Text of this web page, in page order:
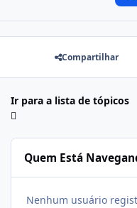
Compartilhar
Ir para a lista de tópicos
Quem Está
Nenhum usuário